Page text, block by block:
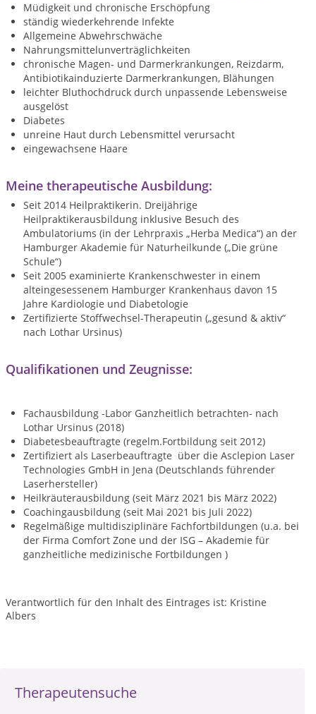
Therapeutensuche
Müdigkeit und chronische Erschöpfung
ständig wiederkehrende Infekte
Allgemeine Abwehrschwäche
Nahrungsmittelunverträglichkeiten
chronische Magen- und Darmerkrankungen, Reizdarm,
Antibiotikainduzierte Darmerkrankungen, Blähungen
leichter Bluthochdruck durch unpassende Lebensweise
ausgelöst
Diabetes
unreine Haut durch Lebensmittel verursacht
eingewachsene Haare
Meine therapeutische Ausbildung:
Seit 2014 Heilpraktikerin. Dreijährige
Heilpraktikerausbildung inklusive Besuch des
Ambulatoriums (in der Lehrpraxis „Herba Medica“) an der
Hamburger Akademie für Naturheilkunde („Die grüne
Schule“)
Seit 2005 examinierte Krankenschwester in einem
alteingesessenem Hamburger Krankenhaus davon 15
Jahre Kardiologie und Diabetologie
Zertifizierte Stoffwechsel-Therapeutin („gesund & aktiv“
nach Lothar Ursinus)
Qualifikationen und Zeugnisse:
Fachausbildung -Labor Ganzheitlich betrachten- nach
Lothar Ursinus (2018)
Diabetesbeauftragte (regelm.Fortbildung seit 2012)
Zertifiziert als Laserbeauftragte über die Asclepion Laser
Technologies GmbH in Jena (Deutschlands führender
Laserhersteller)
Heilkräuterausbildung (seit März 2021 bis März 2022)
Coachingausbildung (seit Mai 2021 bis Juli 2022)
Regelmäßige multidisziplinäre Fachfortbildungen (u.a. bei
der Firma Comfort Zone und der ISG – Akademie für
ganzheitliche medizinische Fortbildungen )
Verantwortlich für den Inhalt des Eintrages ist: Kristine
Albers